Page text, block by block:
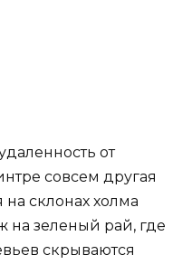
от
совсем другая
склонах холма
на зеленый рай, где
скрываются